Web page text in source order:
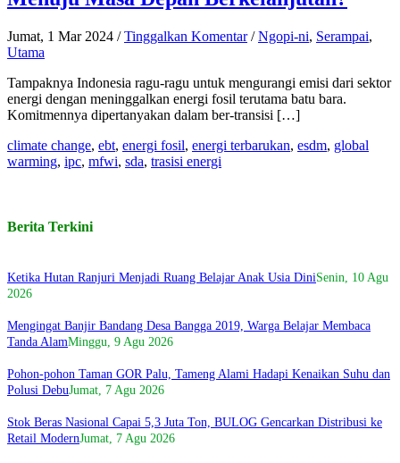
Jumat, 1 Mar 2024 /Tinggalkan Komentar /Ngopi-ni, Serampai,
Utama
Tampaknya Indonesia ragu-ragu untuk mengurangi emisi dari sektor
energi dengan meninggalkan energi fosil terutama batu bara.
Komitmennya dipertanyakan dalam ber-transisi […]
climate change, ebt, energi fosil, energi terbarukan, esdm, global
warming, ipc, mfwi, sda, trasisi energi
Berita Terkini
Ketika Hutan Ranjuri Menjadi Ruang Belajar Anak Usia DiniSenin, 10 Agu
2026
Mengingat Banjir Bandang Desa Bangga 2019, Warga Belajar Membaca
Tanda AlamMinggu, 9 Agu 2026
Pohon-pohon Taman GOR Palu, Tameng Alami Hadapi Kenaikan Suhu dan
Polusi DebuJumat, 7 Agu 2026
Stok Beras Nasional Capai 5,3 Juta Ton, BULOG Gencarkan Distribusi ke
Retail ModernJumat, 7 Agu 2026